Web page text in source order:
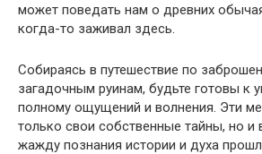
может поведать нам о древних
когда-то заживал здесь.
Собираясь в путешествие по
загадочным руинам, будьте готовы к
полному ощущений и волнения. Эти
только свои собственные тайны, но и
жажду познания истории и духа